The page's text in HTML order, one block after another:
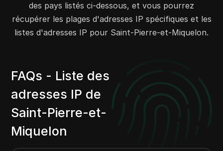
des pays listés ci-dessous, et vous pourrez
récupérer les plages d'adresses IP spécifiques et les
listes d'adresses IP pour Saint-Pierre-et-Miquelon.
FAQs - Liste des
adresses IP de
Saint-Pierre-et-
Miquelon